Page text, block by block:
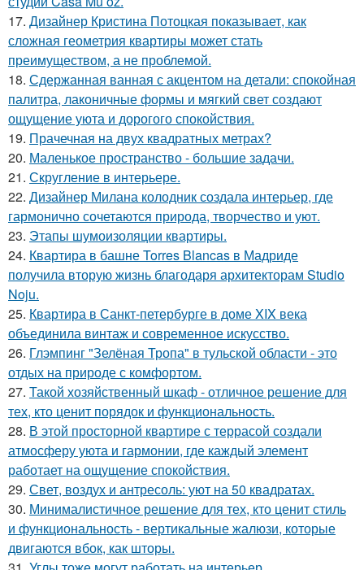
17. Дизайнер Кристина Потоцкая показывает, как
сложная геометрия квартиры может стать
преимуществом, а не проблемой.
18. Сдержанная ванная с акцентом на детали: спокойная
палитра, лаконичные формы и мягкий свет создают
ощущение уюта и дорогого спокойствия.
19. Прачечная на двух квадратных метрах?
20. Маленькое пространство - большие задачи.
21. Скругление в интерьере.
22. Дизайнер Милана колодник создала интерьер, где
гармонично сочетаются природа, творчество и уют.
23. Этапы шумоизоляции квартиры.
24. Квартира в башне Torres Blancas в Мадриде
получила вторую жизнь благодаря архитекторам Studio
Noju.
25. Квартира в Санкт-петербурге в доме XIX века
объединила винтаж и современное искусство.
26. Глэмпинг "Зелёная Тропа" в тульской области - это
отдых на природе с комфортом.
27. Такой хозяйственный шкаф - отличное решение для
тех, кто ценит порядок и функциональность.
28. В этой просторной квартире с террасой создали
атмосферу уюта и гармонии, где каждый элемент
работает на ощущение спокойствия.
29. Свет, воздух и антресоль: уют на 50 квадратах.
30. Минималистичное решение для тех, кто ценит стиль
и функциональность - вертикальные жалюзи, которые
двигаются вбок, как шторы.